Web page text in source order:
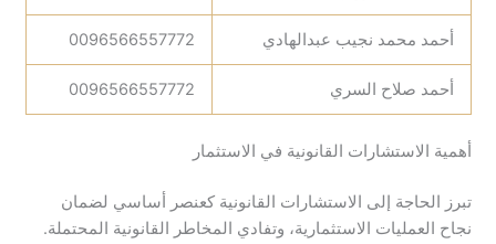
أحمد محمد نجيب عبدالهادي 0096566557772
أحمد صلاح السري 0096566557772
أهمية الاستشارات القانونية في الاستثمار
تبرز الحاجة إلى الاستشارات القانونية كعنصر أساسي لضمان
نجاح العمليات الاستثمارية، وتفادي المخاطر القانونية المحتملة.